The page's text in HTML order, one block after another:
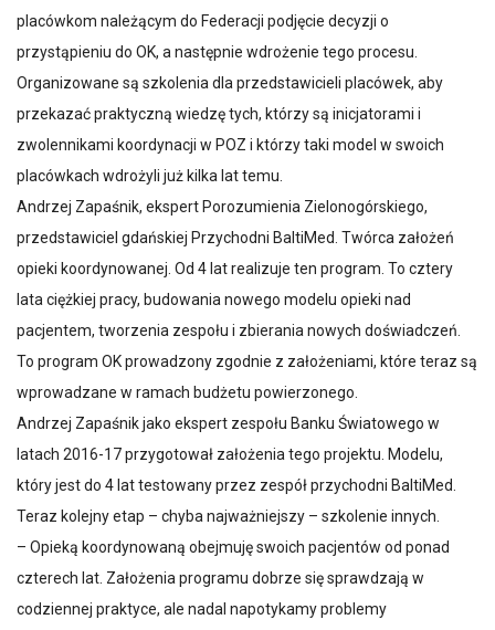
placówkom należącym do Federacji podjęcie decyzji o
przystąpieniu do OK, a następnie wdrożenie tego procesu.
Organizowane są szkolenia dla przedstawicieli placówek, aby
przekazać praktyczną wiedzę tych, którzy są inicjatorami i
zwolennikami koordynacji w POZ i którzy taki model w swoich
placówkach wdrożyli już kilka lat temu.
Andrzej Zapaśnik, ekspert Porozumienia Zielonogórskiego,
przedstawiciel gdańskiej Przychodni BaltiMed. Twórca założeń
opieki koordynowanej. Od 4 lat realizuje ten program. To cztery
lata ciężkiej pracy, budowania nowego modelu opieki nad
pacjentem, tworzenia zespołu i zbierania nowych doświadczeń.
To program OK prowadzony zgodnie z założeniami, które teraz są
wprowadzane w ramach budżetu powierzonego.
Andrzej Zapaśnik jako ekspert zespołu Banku Światowego w
latach 2016-17 przygotował założenia tego projektu. Modelu,
który jest do 4 lat testowany przez zespół przychodni BaltiMed.
Teraz kolejny etap – chyba najważniejszy – szkolenie innych.
– Opieką koordynowaną obejmuję swoich pacjentów od ponad
czterech lat. Założenia programu dobrze się sprawdzają w
codziennej praktyce, ale nadal napotykamy problemy